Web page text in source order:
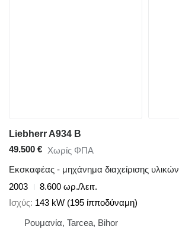
Liebherr A934 B
49.500 € Χωρίς ΦΠΑ
Εκσκαφέας - μηχάνημα διαχείρισης υλικών
2003
8.600 ωρ./λειτ.
Ισχύς 143 kW (195 ίπποδύναμη)
Ρουμανία, Tarcea, Bihor